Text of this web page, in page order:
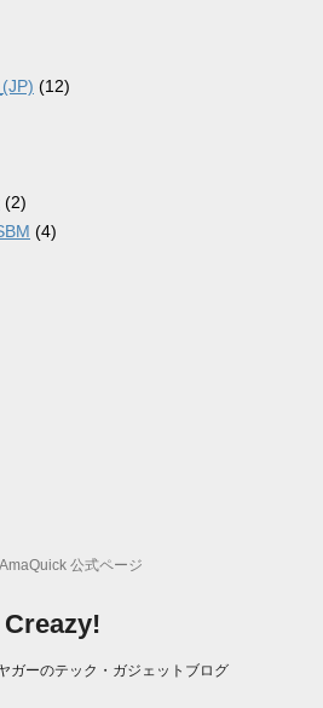
(12)
(2)
(4)
AmaQuick 公式ページ
Creazy!
ガーのテック・ガジェットブログ